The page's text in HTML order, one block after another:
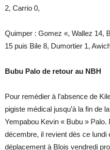
2, Carrio 0,
Quimper : Gomez «, Wallez 14,
15 puis Bile 8, Dumortier 1,
Bubu Palo de retour au NBH
Pour remédier à l’absence de
pigiste médical jusqu’à la fin de
Yempabou Kevin « Bubu » Palo.
décembre, il revient dès ce lundi
déplacement à Blois vendredi